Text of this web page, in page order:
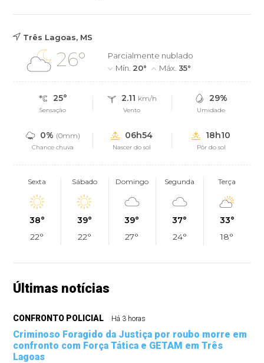
Três Lagoas, MS
26°
Parcialmente nublado
Mín. 20° Máx.35°
25°
Sensação
2.11 km/h
Vento
29%
Umidade
0% (0mm)
Chance chuva
06h54
Nascer do sol
18h10
Pôr do sol
Sexta
38°
22°
Sábado
39°
22°
Domingo
39°
27°
Segunda
37°
24°
Terça
33°
18°
Últimas notícias
CONFRONTO POLICIAL Há 3 horas
Criminoso Foragido da Justiça por roubo morre em
confronto com Força Tática e GETAM em Três
Lagoas